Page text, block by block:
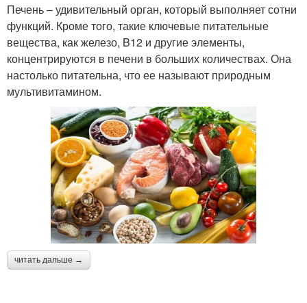
Печень – удивительный орган, который выполняет сотни
функций. Кроме того, такие ключевые питательные
вещества, как железо, B12 и другие элементы,
концентрируются в печени в больших количествах. Она
настолько питательна, что ее называют природным
мультивитамином.
читать дальше →